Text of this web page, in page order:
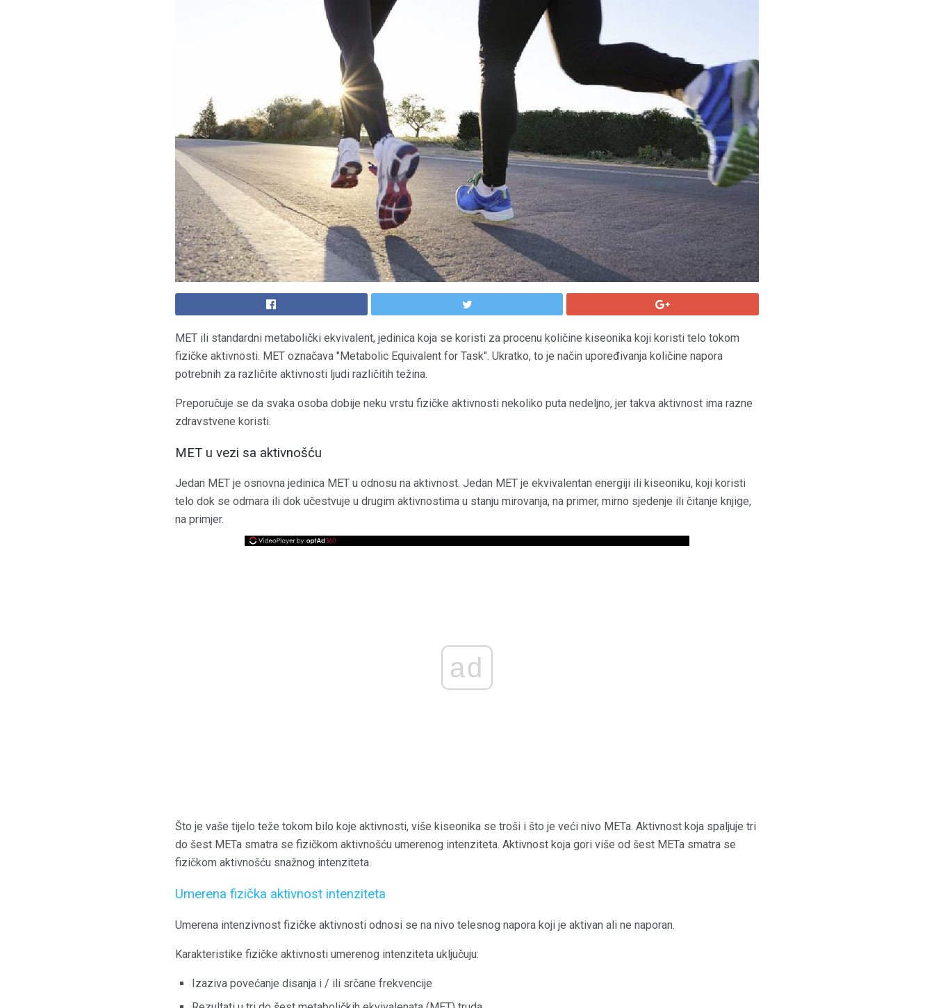
MET ili standardni metabolički ekvivalent, jedinica koja se koristi za procenu količine kiseonika koji koristi telo tokom
fizičke aktivnosti. MET označava "Metabolic Equivalent for Task". Ukratko, to je način upoređivanja količine napora
potrebnih za različite aktivnosti ljudi različitih težina.
Preporučuje se da svaka osoba dobije neku vrstu fizičke aktivnosti nekoliko puta nedeljno, jer takva aktivnost ima razne
zdravstvene koristi.
MET u vezi sa aktivnošću
Jedan MET je osnovna jedinica MET u odnosu na aktivnost. Jedan MET je ekvivalentan energiji ili kiseoniku, koji koristi
telo dok se odmara ili dok učestvuje u drugim aktivnostima u stanju mirovanja, na primer, mirno sjedenje ili čitanje knjige,
na primjer.
ad
Što je vaše tijelo teže tokom bilo koje aktivnosti, više kiseonika se troši i što je veći nivo METa. Aktivnost koja spaljuje tri
do šest METa smatra se fizičkom aktivnošću umerenog intenziteta. Aktivnost koja gori više od šest METa smatra se
fizičkom aktivnošću snažnog intenziteta.
Umerena fizička aktivnost intenziteta
Umerena intenzivnost fizičke aktivnosti odnosi se na nivo telesnog napora koji je aktivan ali ne naporan.
Karakteristike fizičke aktivnosti umerenog intenziteta uključuju:
Izaziva povećanje disanja i / ili srčane frekvencije